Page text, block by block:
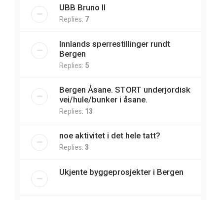
UBB Bruno II
Replies: 7
Innlands sperrestillinger rundt
Bergen
Replies: 5
Bergen Åsane. STORT underjordisk
vei/hule/bunker i åsane.
Replies: 13
noe aktivitet i det hele tatt?
Replies: 3
Ukjente byggeprosjekter i Bergen